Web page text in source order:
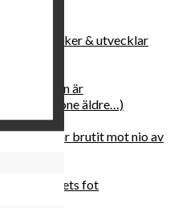
läker, stärker & utvecklar
var du än är
(åtminstone äldre…)
– jag har brutit mot nio av
vid bergets fot